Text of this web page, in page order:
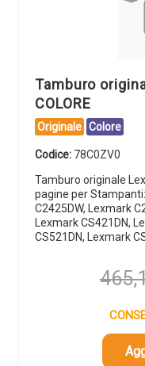
Tamburo
COLORE
Originale Colore
Codice: 78C0ZV0
Tamburo originale
pagine per
C2425DW, Lexmark
Lexmark CS421DN,
CS521DN, Lexmark